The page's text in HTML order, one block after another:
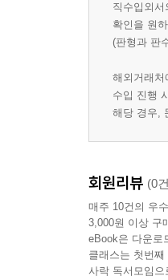
직수입외
확인을 원
(판형과 판
해외거래
수입 진행
해당 경우,
회원리뷰 (0
매주 10건의 우
3,000원 이상 구
eBook은 다운로
클래스는 첫번
사락 독서모임